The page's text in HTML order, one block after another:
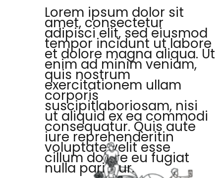
Lorem ipsum dolor sit
amet, consectetur
adipisci elit, sed eiusmod
tempor incidunt ut labore
et dolore magna aliqua. Ut
enim ad minim veniam,
quis nostrum
exercitationem ullam
corporis
suscipitlaboriosam, nisi
ut aliquid ex ea commodi
consequatur. Quis aute
iure reprehenderitin
voluptate velit esse
cillum dolore eu fugiat
nulla pariatur.